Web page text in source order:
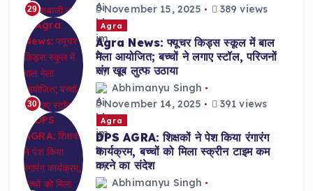
29
November 15, 2025
389 views
30
Agra
Agra News: फ्यूचर किड्स स्कूल में बाल
मेला आयोजित; बच्चों ने लगाए स्टॉल, परिजनों
संग खूब लुत्फ उठाया
Abhimanyu Singh
November 14, 2025
391 views
Agra
DPS AGRA: शिक्षकों ने पेश किया रंगारंग
कार्यक्रम, बच्चों को मिला स्क्रीन टाइम कम
करने का संदेश
Abhimanyu Singh